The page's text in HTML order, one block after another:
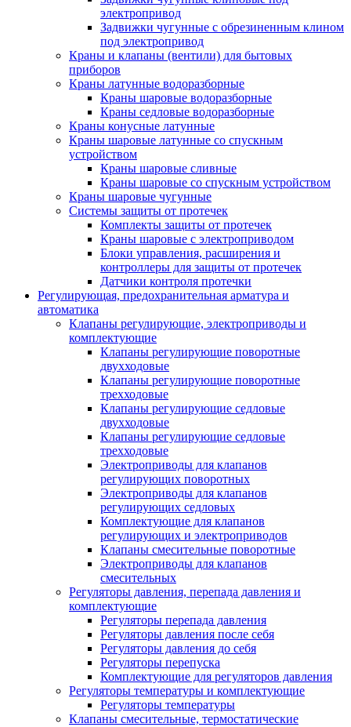
электропривод
Задвижки чугунные с обрезиненным клином
под электропривод
Краны и клапаны (вентили) для бытовых
приборов
Краны латунные водоразборные
Краны шаровые водоразборные
Краны седловые водоразборные
Краны конусные латунные
Краны шаровые латунные со спускным
устройством
Краны шаровые сливные
Краны шаровые со спускным устройством
Краны шаровые чугунные
Системы защиты от протечек
Комплекты защиты от протечек
Краны шаровые с электроприводом
Блоки управления, расширения и
контроллеры для защиты от протечек
Датчики контроля протечки
Регулирующая, предохранительная арматура и
автоматика
Клапаны регулирующие, электроприводы и
комплектующие
Клапаны регулирующие поворотные
двухходовые
Клапаны регулирующие поворотные
трехходовые
Клапаны регулирующие седловые
двухходовые
Клапаны регулирующие седловые
трехходовые
Электроприводы для клапанов
регулирующих поворотных
Электроприводы для клапанов
регулирующих седловых
Комплектующие для клапанов
регулирующих и электроприводов
Клапаны смесительные поворотные
Электроприводы для клапанов
смесительных
Регуляторы давления, перепада давления и
комплектующие
Регуляторы перепада давления
Регуляторы давления после себя
Регуляторы давления до себя
Регуляторы перепуска
Комплектующие для регуляторов давления
Регуляторы температуры и комплектующие
Регуляторы температуры
Клапаны смесительные, термостатические